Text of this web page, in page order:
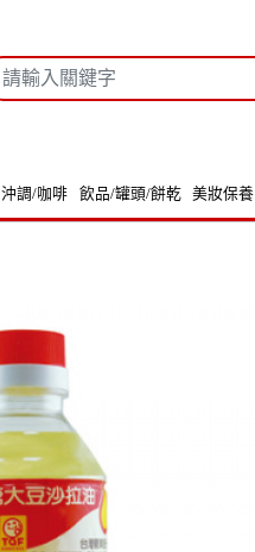
沖調/咖啡 飲品/罐頭/餅乾 美妝保養